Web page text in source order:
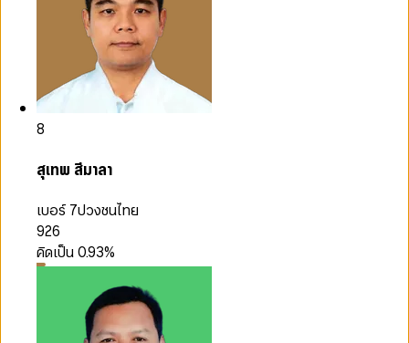
8
สุเทพ สีมาลา
เบอร์ 7ปวงชนไทย
926
คิดเป็น0.93%